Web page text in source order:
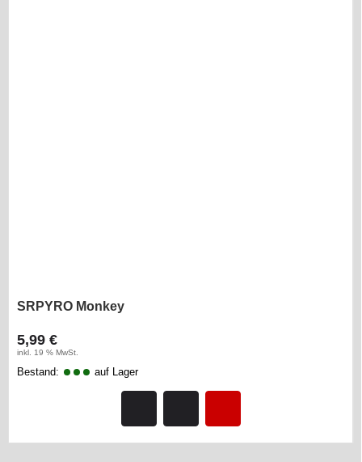
SRPYRO Monkey
5,99 €
inkl. 19 % MwSt.
Bestand: auf Lager